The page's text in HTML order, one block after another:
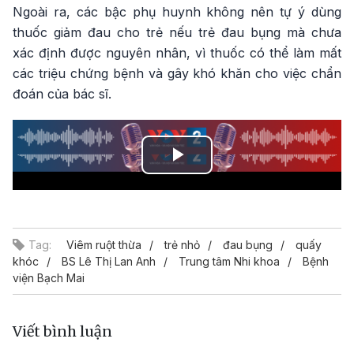
Ngoài ra, các bậc phụ huynh không nên tự ý dùng
thuốc giảm đau cho trẻ nếu trẻ đau bụng mà chưa
xác định được nguyên nhân, vì thuốc có thể làm mất
các triệu chứng bệnh và gây khó khăn cho việc chẩn
đoán của bác sĩ.
Play
Tag: Viêm ruột thừa trẻ nhỏ đau bụng
quấy
khóc
BS Lê Thị Lan Anh Trung tâm Nhi khoa
Bệnh
viện Bạch Mai
Viết bình luận